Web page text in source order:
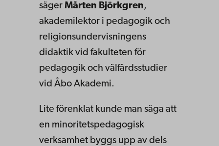
säger Mårten Björkgren,
akademilektor i pedagogik och
religionsundervisningens
didaktik vid fakulteten för
pedagogik och välfärdsstudier
vid Åbo Akademi.
Lite förenklat kunde man säga att
en minoritetspedagogisk
verksamhet byggs upp av dels